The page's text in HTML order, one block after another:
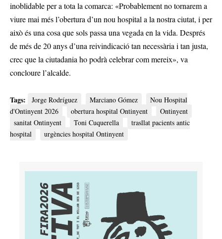
inoblidable per a tota la comarca: «Probablement no tornarem a
viure mai més l’obertura d’un nou hospital a la nostra ciutat, i per
això és una cosa que sols passa una vegada en la vida. Després
de més de 20 anys d’una reivindicació tan necessària i tan justa,
crec que la ciutadania ho podrà celebrar com mereix», va
concloure l’alcalde.
Tags: Jorge Rodríguez Marciano Gómez
Nou Hospital
d'Ontinyent 2026
obertura hospital Ontinyent
Ontinyent
sanitat Ontinyent
Toni Cuquerella
trasllat pacients antic
hospital
urgències hospital Ontinyent